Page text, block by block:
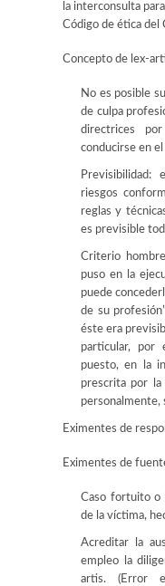
la interconsulta
Código de ética del
Concepto de lex-
No es posible
de culpa
directrices
conducirse en
riesgos
reglas y
es previsible
Criterio
puso en la
puede
de su
éste era
particular, por
puesto, en la
prescrita por la
personalmente,
Eximentes de
Eximentes de
Caso fortuito o
de la víctima,
Acreditar la
empleo la
artis. (Error